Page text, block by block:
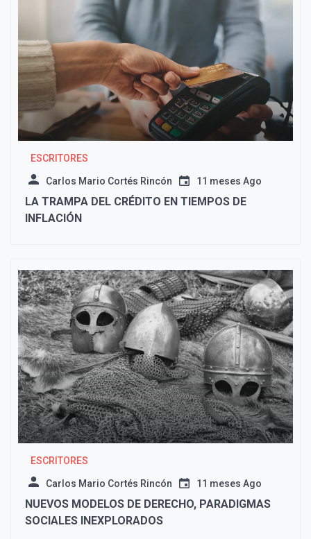
ESCRITORES
Carlos Mario Cortés Rincón 11 meses Ago
LA TRAMPA DEL CRÉDITO EN TIEMPOS DE
INFLACIÓN
ESCRITORES
Carlos Mario Cortés Rincón 11 meses Ago
NUEVOS MODELOS DE DERECHO, PARADIGMAS
SOCIALES INEXPLORADOS